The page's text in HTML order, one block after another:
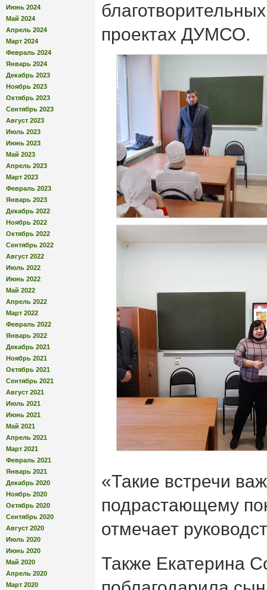
Июнь 2024
Май 2024
Апрель 2024
Март 2024
Февраль 2024
Январь 2024
Декабрь 2023
Ноябрь 2023
Октябрь 2023
Сентябрь 2023
Август 2023
Июль 2023
Июнь 2023
Май 2023
Апрель 2023
Март 2023
Февраль 2023
Январь 2023
Декабрь 2022
Ноябрь 2022
Октябрь 2022
Сентябрь 2022
Август 2022
Июль 2022
Июнь 2022
Май 2022
Апрель 2022
Март 2022
Февраль 2022
Январь 2022
Декабрь 2021
Ноябрь 2021
Октябрь 2021
Сентябрь 2021
Август 2021
Июль 2021
Июнь 2021
Май 2021
Апрель 2021
Март 2021
Февраль 2021
Январь 2021
Декабрь 2020
Ноябрь 2020
Октябрь 2020
Сентябрь 2020
Август 2020
Июль 2020
Июнь 2020
Май 2020
Апрель 2020
Март 2020
проектах ДУМСО.
«Такие встречи
подрастающему
отмечает
Также Екатерина